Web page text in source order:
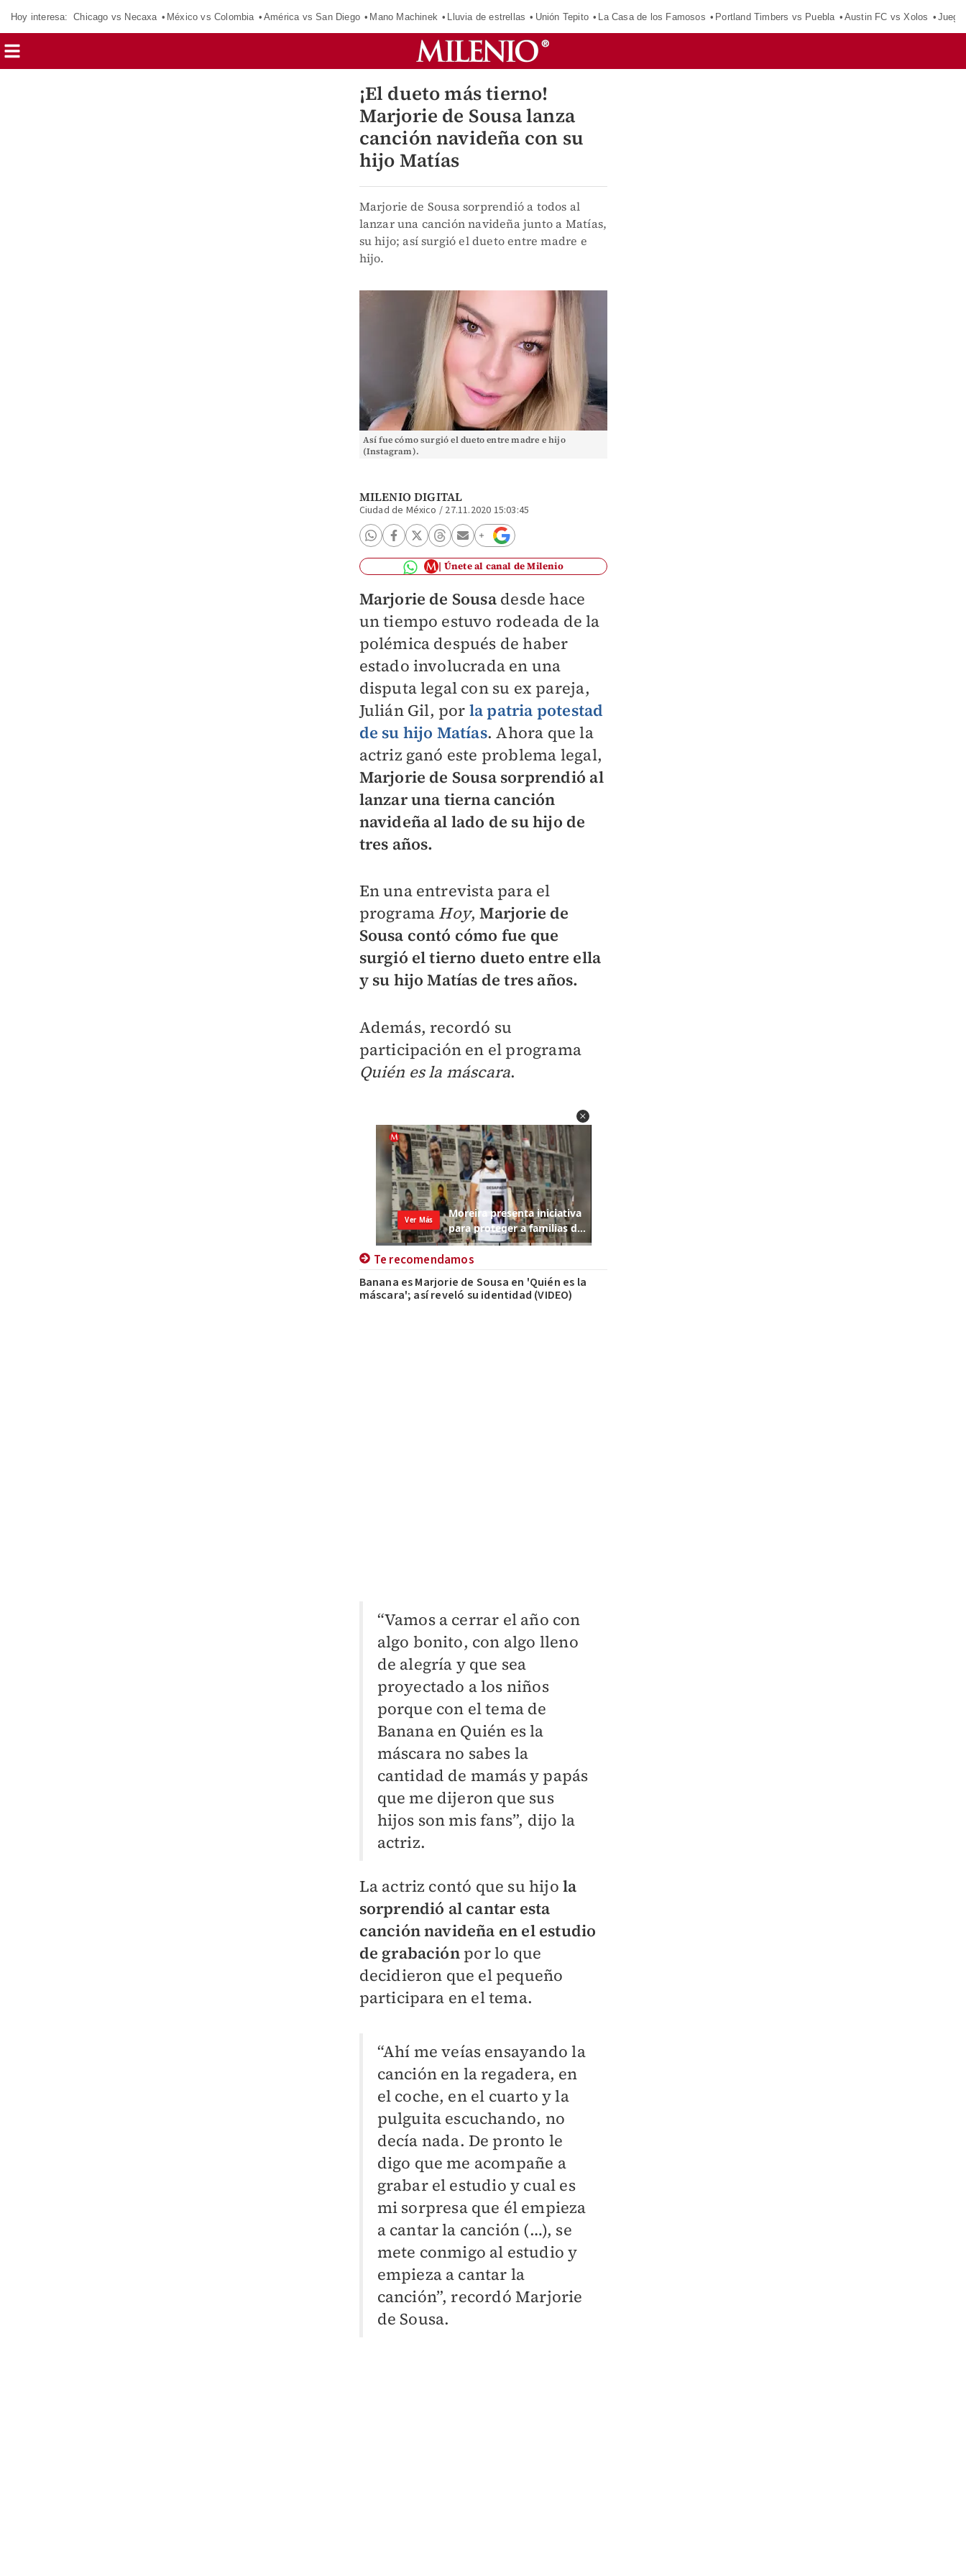
Hoy interesa: Chicago vs Necaxa México vs Colombia América vs San Diego Mano Machinek Lluvia de estrellas Unión Tepito La Casa de los Famosos Portland Timbers vs Puebla Austin FC vs Xolos
¡El dueto más tierno!
Marjorie de Sousa lanza
canción navideña con su
hijo Matías
Marjorie de Sousa sorprendió a todos al
lanzar una canción navideña junto a Matías,
su hijo; así surgió el dueto entre madre e
hijo.
Así fue cómo surgió el dueto entre madre e hijo
(Instagram).
MILENIO DIGITAL
Ciudad de México / 27.11.2020 15:03:45
Únete al canal de Milenio
Marjorie de Sousa desde hace
un tiempo estuvo rodeada de la
polémica después de haber
estado involucrada en una
disputa legal con su ex pareja,
Julián Gil, por la patria potestad
de su hijo Matías. Ahora que la
actriz ganó este problema legal,
Marjorie de Sousa sorprendió al
lanzar una tierna canción
navideña al lado de su hijo de
tres años.
En una entrevista para el
programa Hoy,Marjorie de
Sousa contó cómo fue que
surgió el tierno dueto entre ella
y su hijo Matías de tres años.
Además, recordó su
participación en el programa
Quién es la máscara.
Te recomendamos
Banana es Marjorie de Sousa en 'Quién es la
máscara'; así reveló su identidad (VIDEO)
“Vamos a cerrar el año con
algo bonito, con algo lleno
de alegría y que sea
proyectado a los niños
porque con el tema de
Banana en Quién es la
máscara no sabes la
cantidad de mamás y papás
que me dijeron que sus
hijos son mis fans”, dijo la
actriz.
La actriz contó que su hijo la
sorprendió al cantar esta
canción navideña en el estudio
de grabación por lo que
decidieron que el pequeño
participara en el tema.
“Ahí me veías ensayando la
canción en la regadera, en
el coche, en el cuarto y la
pulguita escuchando, no
decía nada. De pronto le
digo que me acompañe a
grabar el estudio y cual es
mi sorpresa que él empieza
a cantar la canción (…), se
mete conmigo al estudio y
empieza a cantar la
canción”, recordó Marjorie
de Sousa.